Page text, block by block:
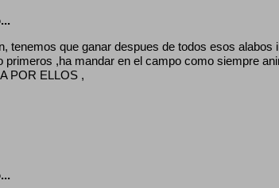
tenemos que ganar despues de todos esos
primeros ,ha mandar en el campo como siempre
POR ELLOS ,